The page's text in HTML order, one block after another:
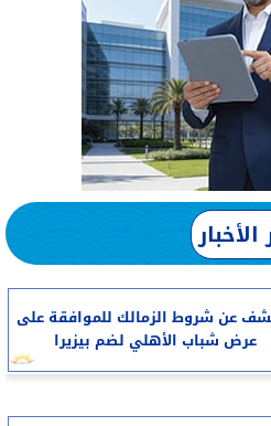
الأخبار
عن شروط الزمالك للموافقة على
عرض شباب الأهلي لضم بيزيرا